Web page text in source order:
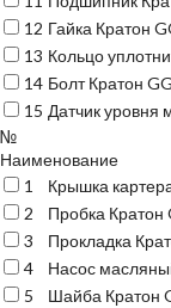
12 Гайка Кратон
13 Кольцо
14 Болт Кратон
15 Датчик уровня
№
Наименование
1
Крышка
2
Пробка Кратон
3
Прокладка
4
Насос
5
Шайба Кратон